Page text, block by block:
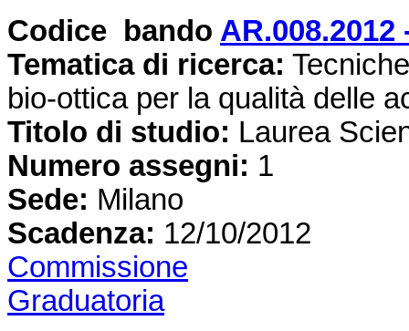
Codice bando AR.008.2012
Tematica di ricerca:
bio-ottica per la qualità delle
Titolo di studio: Laurea
Numero assegni: 1
Sede: Milano
Scadenza: 12/10/2012
Commissione
Graduatoria